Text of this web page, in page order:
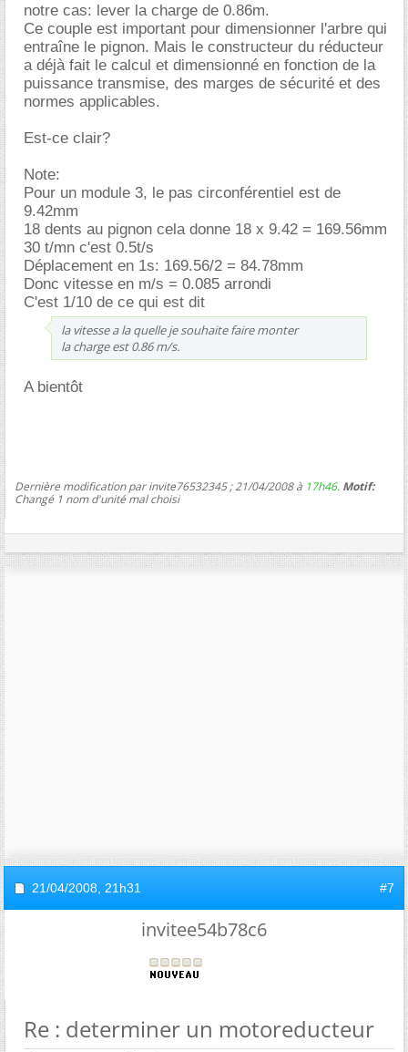
notre cas: lever la charge de 0.86m.
Ce couple est important pour dimensionner l'arbre qui
entraîne le pignon. Mais le constructeur du réducteur
a déjà fait le calcul et dimensionné en fonction de la
puissance transmise, des marges de sécurité et des
normes applicables.
Est-ce clair?
Note:
Pour un module 3, le pas circonférentiel est de
9.42mm
18 dents au pignon cela donne 18 x 9.42 = 169.56mm
30 t/mn c'est 0.5t/s
Déplacement en 1s: 169.56/2 = 84.78mm
Donc vitesse en m/s = 0.085 arrondi
C'est 1/10 de ce qui est dit
la vitesse a la quelle je souhaite faire monter
la charge est 0.86 m/s.
A bientôt
Dernière modification par invite76532345 ; 21/04/2008 à 17h46. Motif:
Changé 1 nom d'unité mal choisi
21/04/2008, 21h31 #7
invitee54b78c6
Re : determiner un motoreducteur